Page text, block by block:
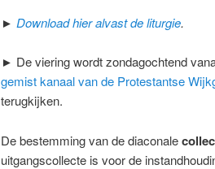
► Download hier alvast de liturgie.
► De viering wordt zondagochtend
gemist kanaal van de Protestantse
terugkijken.
De bestemming van de diaconale
uitgangscollecte is voor de